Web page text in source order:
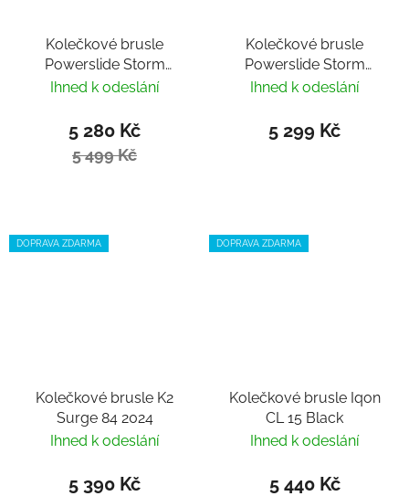
Kolečkové brusle
Powerslide Storm
Mango 80
Ihned k odeslání
5 280 Kč
5 499 Kč
Kolečkové brusle
Powerslide Storm
Black 80
Ihned k odeslání
5 299 Kč
DOPRAVA ZDARMA
Kolečkové brusle K2
Surge 84 2024
Ihned k odeslání
5 390 Kč
DOPRAVA ZDARMA
Kolečkové brusle Iqon
CL 15 Black
Ihned k odeslání
5 440 Kč